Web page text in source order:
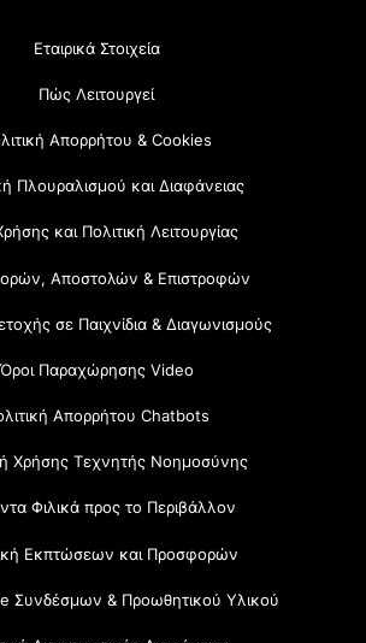
Εταιρικά Στοιχεία
Πώς Λειτουργεί
Απορρήτου & Cookies
Πλουραλισμού και Διαφάνειας
και Πολιτική Λειτουργίας
Αποστολών & Επιστροφών
σε Παιχνίδια & Διαγωνισμούς
Όροι Παραχώρησης Video
Απορρήτου Chatbots
Χρήσης Τεχνητής Νοημοσύνης
Φιλικά προς το Περιβάλλον
Εκπτώσεων και Προσφορών
Συνδέσμων & Προωθητικού Υλικού